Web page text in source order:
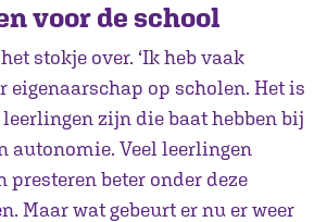
voor de school
stokje over. ‘Ik heb vaak
eigenaarschap op scholen. Het is
zijn die baat hebben bij
autonomie. Veel leerlingen
presteren beter onder deze
Maar wat gebeurt er nu er weer